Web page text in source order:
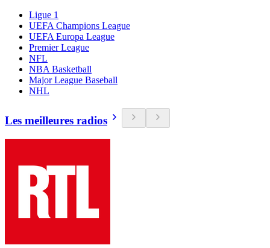
Ligue 1
UEFA Champions League
UEFA Europa League
Premier League
NFL
NBA Basketball
Major League Baseball
NHL
Les meilleures radios